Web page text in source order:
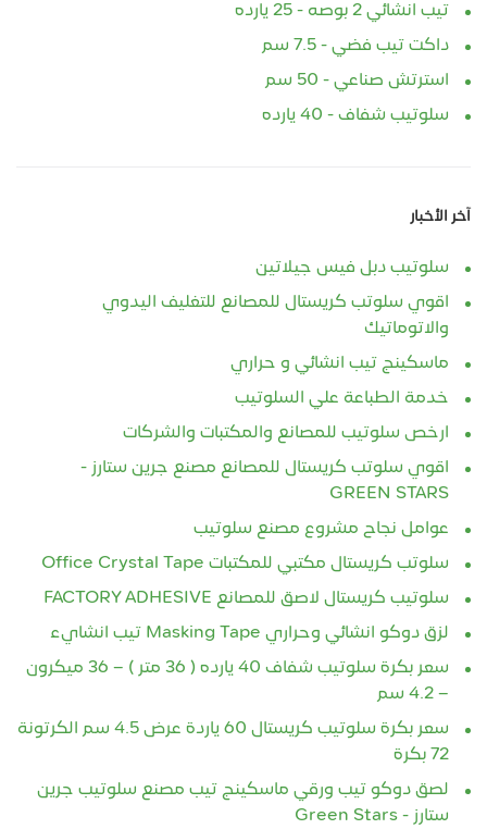
تيب انشائي 2 بوصه - 25 يارده
داكت تيب فضي - 7.5 سم
استرتش صناعي - 50 سم
سلوتيب شفاف - 40 يارده
آخر الأخبار
سلوتيب دبل فيس جيلاتين
اقوي سلوتب كريستال للمصانع للتغليف اليدوي
والاتوماتيك
ماسكينج تيب انشائي و حراري
خدمة الطباعة علي السلوتيب
ارخص سلوتيب للمصانع والمكتبات والشركات
اقوي سلوتب كريستال للمصانع مصنع جرين ستارز -
GREEN STARS
عوامل نجاح مشروع مصنع سلوتيب
سلوتب كريستال مكتبي للمكتبات Office Crystal Tape
سلوتيب كريستال لاصق للمصانع FACTORY ADHESIVE
لزق دوكو انشائي وحراري Masking Tape تيب انشايء
سعر بكرة سلوتيب شفاف 40 يارده ( 36 متر ) – 36 ميكرون
– 4.2 سم
سعر بكرة سلوتيب كريستال 60 ياردة عرض 4.5 سم الكرتونة
72 بكرة
لصق دوكو تيب ورقي ماسكينج تيب مصنع سلوتيب جرين
ستارز - Green Stars